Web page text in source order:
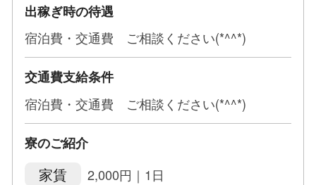
出稼ぎ時の待遇
宿泊費・交通費 ご相談ください(*^^*)
交通費支給条件
宿泊費・交通費 ご相談ください(*^^*)
寮のご紹介
家賃 2,000円｜1日